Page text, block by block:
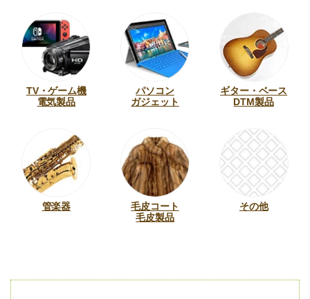
TV・ゲーム機
電気製品
パソコン
ガジェット
ギター・ベース
DTM製品
管楽器
毛皮コート
毛皮製品
その他